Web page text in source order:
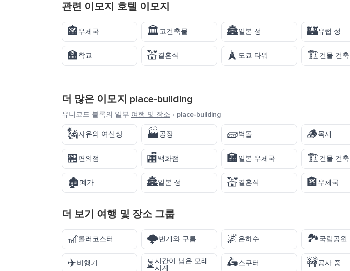
관련 이모지 호텔 이모지
🏤우체국 🏛️고건축물 🏯일본 성 🏰유럽 성
🏫학교 💒결혼식 🗼 도쿄 타워 🏗️건물 건축
더 많은 이모지 place-building
유니코드 블록의 일부 여행 및 장소 › place-building
🗽자유의 여신상 🏭공장 🧱벽돌 🪵목재
🏪편의점 🏬백화점 🏣일본 우체국 🏗️건물 건축
🏚️폐가 🏯일본 성 💒결혼식 🏤우체국
더 보기 여행 및 장소 그룹
🎢롤러코스터 🌩️번개와 구름 🌌은하수 🏞️국립공원
✈️비행기 ⏳시간이 남은 모래
시계
🛵스쿠터 🚧공사 중